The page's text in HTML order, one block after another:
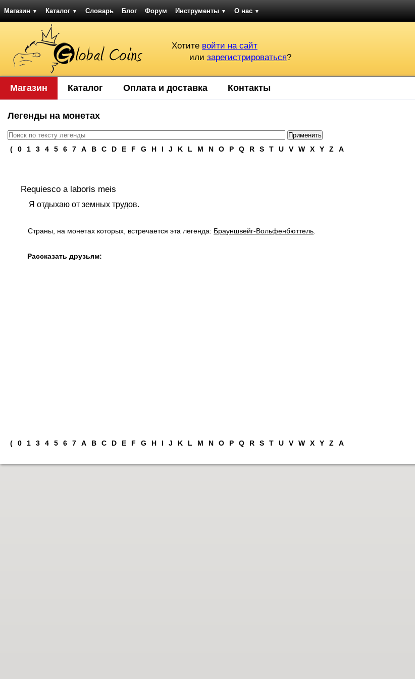
Магазин ▼ Каталог ▼ Словарь Блог Форум Инструменты ▼ О нас ▼
Хотите войти на сайт
или зарегистрироваться?
Магазин Каталог Оплата и доставка Контакты
Легенды на монетах
( 0 1 3 4 5 6 7 A B C D E F G H I J K L M N O P Q R S T U V W X Y Z А
Requiesco a laboris meis
Я отдыхаю от земных трудов.
Страны, на монетах которых, встречается эта легенда: Брауншвейг-Вольфенбюттель.
Рассказать друзьям:
( 0 1 3 4 5 6 7 A B C D E F G H I J K L M N O P Q R S T U V W X Y Z А